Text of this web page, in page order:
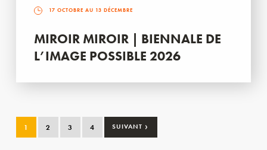
17 OCTOBRE AU 13 DÉCEMBRE
MIROIR MIROIR | BIENNALE DE
L’IMAGE POSSIBLE 2026
1 2 3 4 SUIVANT ›